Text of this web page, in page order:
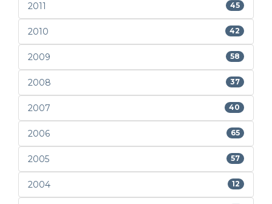
2011 45
2010 42
2009 58
2008 37
2007 40
2006 65
2005 57
2004 12